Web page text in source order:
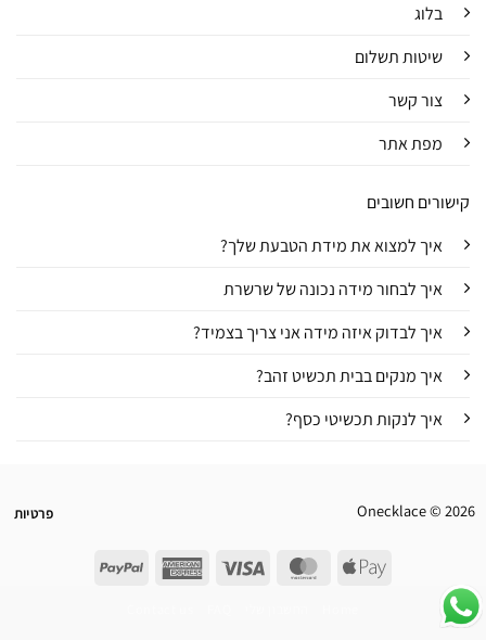
בלוג
שיטות תשלום
צור קשר
מפת אתר
קישורים חשובים
איך למצוא את מידת הטבעת שלך?
איך לבחור מידה נכונה של שרשרת
איך לבדוק איזה מידה אני צריך בצמיד?
איך מנקים בבית תכשיט זהב?
איך לנקות תכשיטי כסף?
Onecklace © 2026
Apple
MasterCard
Visa
American
PayPal
פרטיות